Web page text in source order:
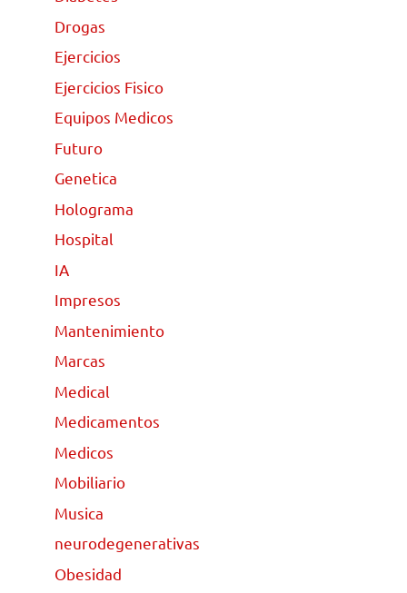
Drogas
Ejercicios
Ejercicios Fisico
Equipos Medicos
Futuro
Genetica
Holograma
Hospital
IA
Impresos
Mantenimiento
Marcas
Medical
Medicamentos
Medicos
Mobiliario
Musica
neurodegenerativas
Obesidad